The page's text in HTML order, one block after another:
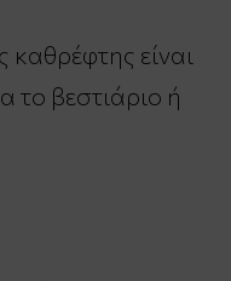
είναι
το βεστιάριο ή